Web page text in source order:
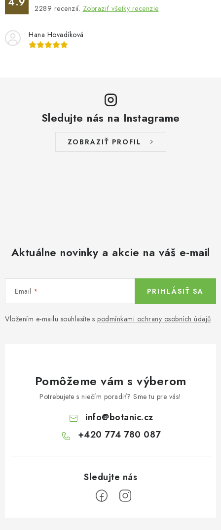
2289 recenzií. Zobraziť všetky recenzie
Hana Hovadíková
Sledujte nás na Instagrame
ZOBRAZIŤ PROFIL
Aktuálne novinky a akcie na váš e-mail
Email
Vložením e-mailu souhlasíte s podmínkami ochrany osobních údajů
PRIHLÁSIŤ SA
Pomôžeme vám s výberom
Potrebujete s niečím poradiť? Sme tu pre vás!
info@botanic.cz
+420 774 780 087